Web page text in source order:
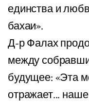
единства и
бахаи».
Д-р Фалах
между
будущее: «Эта
отражает...